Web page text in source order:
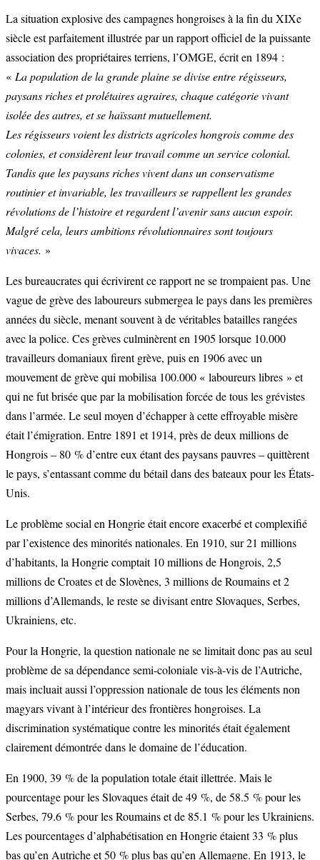
La situation explosive des campagnes hongroises à la fin du XIXe
siècle est parfaitement illustrée par un rapport officiel de la puissante
association des propriétaires terriens, l’OMGE, écrit en 1894 :
« La population de la grande plaine se divise entre régisseurs,
paysans riches et prolétaires agraires, chaque catégorie vivant
isolée des autres, et se haïssant mutuellement.
Les régisseurs voient les districts agricoles hongrois comme des
colonies, et considèrent leur travail comme un service colonial.
Tandis que les paysans riches vivent dans un conservatisme
routinier et invariable, les travailleurs se rappellent les grandes
révolutions de l’histoire et regardent l’avenir sans aucun espoir.
Malgré cela, leurs ambitions révolutionnaires sont toujours
vivaces. »
Les bureaucrates qui écrivirent ce rapport ne se trompaient pas. Une
vague de grève des laboureurs submergea le pays dans les premières
années du siècle, menant souvent à de véritables batailles rangées
avec la police. Ces grèves culminèrent en 1905 lorsque 10.000
travailleurs domaniaux firent grève, puis en 1906 avec un
mouvement de grève qui mobilisa 100.000 « laboureurs libres » et
qui ne fut brisée que par la mobilisation forcée de tous les grévistes
dans l’armée. Le seul moyen d’échapper à cette effroyable misère
était l’émigration. Entre 1891 et 1914, près de deux millions de
Hongrois – 80 % d’entre eux étant des paysans pauvres – quittèrent
le pays, s’entassant comme du bétail dans des bateaux pour les États-
Unis.
Le problème social en Hongrie était encore exacerbé et complexifié
par l’existence des minorités nationales. En 1910, sur 21 millions
d’habitants, la Hongrie comptait 10 millions de Hongrois, 2,5
millions de Croates et de Slovènes, 3 millions de Roumains et 2
millions d’Allemands, le reste se divisant entre Slovaques, Serbes,
Ukrainiens, etc.
Pour la Hongrie, la question nationale ne se limitait donc pas au seul
problème de sa dépendance semi-coloniale vis-à-vis de l’Autriche,
mais incluait aussi l’oppression nationale de tous les éléments non
magyars vivant à l’intérieur des frontières hongroises. La
discrimination systématique contre les minorités était également
clairement démontrée dans le domaine de l’éducation.
En 1900, 39 % de la population totale était illettrée. Mais le
pourcentage pour les Slovaques était de 49 %, de 58.5 % pour les
Serbes, 79.6 % pour les Roumains et de 85.1 % pour les Ukrainiens.
Les pourcentages d’alphabétisation en Hongrie étaient 33 % plus
bas qu’en Autriche et 50 % plus bas qu’en Allemagne. En 1913, le